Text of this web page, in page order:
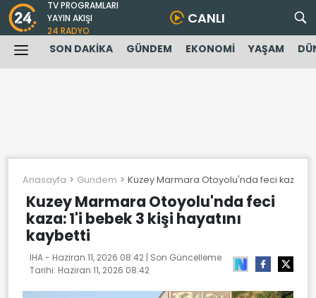
TV PROGRAMLARI
YAYIN AKIŞI
24 RADYO
CANLI
SON DAKİKA GÜNDEM EKONOMİ YAŞAM
Anasayfa Gundem Kuzey Marmara Otoyolu'nda feci kaza: 1'i
Kuzey Marmara Otoyolu'nda feci
kaza: 1'i bebek 3 kişi hayatını
kaybetti
IHA - Haziran 11, 2026 08:42 | Son Güncelleme
Tarihi: Haziran 11, 2026 08:42